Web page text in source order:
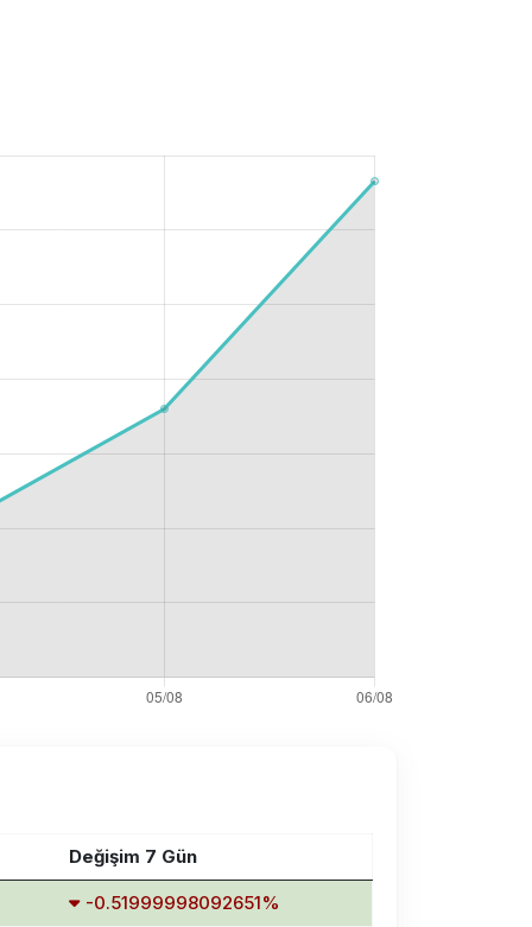
Değişim 7 Gün
-0.51999998092651%